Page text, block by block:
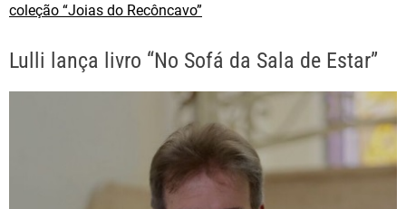
coleção “Joias do Recôncavo”
Lulli lança livro “No Sofá da Sala de Estar”